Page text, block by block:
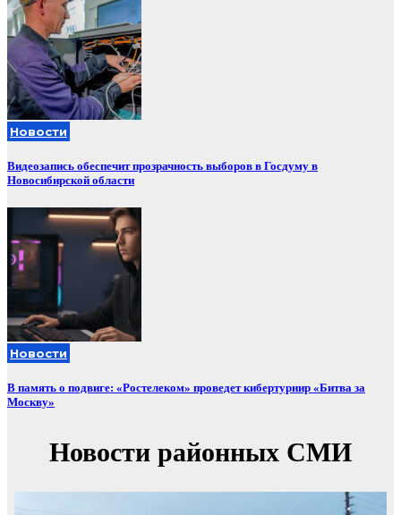
Новости
Видеозапись обеспечит прозрачность выборов в Госдуму в
Новосибирской области
Новости
В память о подвиге: «Ростелеком» проведет кибертурнир «Битва за
Москву»